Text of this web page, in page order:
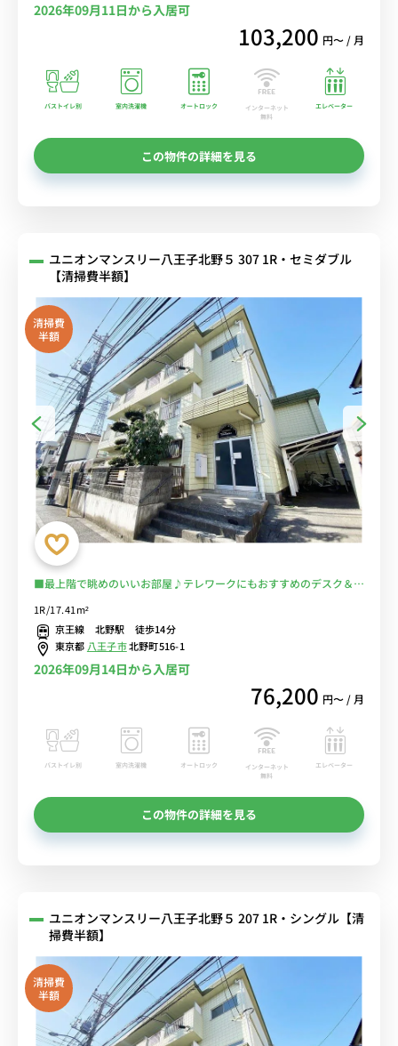
2026年09月11日から入居可
103,200 円〜 / 月
バストイレ別 室内洗濯機 オートロック
インターネット
無料
エレベーター
この物件の詳細を見る
ユニオンマンスリー八王子北野５ 307 1R・セミダブル
【清掃費半額】
清掃費
半額
■最上階で眺めのいいお部屋♪テレワークにもおすすめのデスク＆チ
約3分/新宿や調布まで乗換なしでアクセス可能/駅には23時半まで営
業の「京王ストア」あり■選べるWi-Fi格安レンタル中！
1R/17.41m²
京王線 北野駅 徒歩14分
東京都 八王子市北野町516-1
2026年09月14日から入居可
76,200 円〜 / 月
バストイレ別 室内洗濯機 オートロック
インターネット
無料
エレベーター
この物件の詳細を見る
ユニオンマンスリー八王子北野５ 207 1R・シングル【清
掃費半額】
清掃費
半額